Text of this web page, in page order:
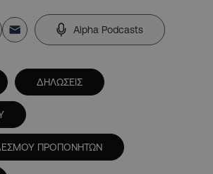
Alpha Podcasts
ΔΗΛΩΣΕΙΣ
ΠΡΟΠΟΝΗΤΩΝ